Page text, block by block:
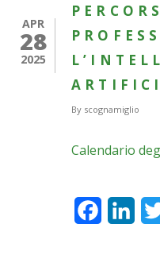
APR
28
2025
By scognamiglio
Calendario
Facebook